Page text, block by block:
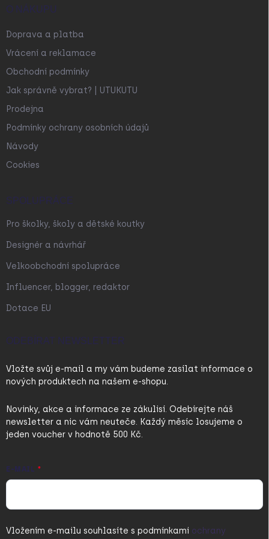
O NÁKUPU
Doprava a platba
Vrácení a reklamace
Obchodní podmínky
Jak správně vybrat? | UTUKUTU
Prodejna
Podmínky ochrany osobních údajů
Návody
Cookies
SPOLUPRÁCE
Pro školky, školy a dětské koutky
Designér a návrhář
Velkoobchodní spolupráce
Influencer, blogger, redaktor
Dotace EU
ODEBÍRAT NEWSLETTER
Vložte svůj e-mail a my vám budeme zasílat informace o
nových produktech na našem e-shopu.
Novinky, akce a informace ze zákulisí. Odebírejte náš
newsletter a nic vám neuteče. Každý měsíc losujeme o
jeden voucher v hodnotě 500 Kč.
E-MAIL
Vložením e-mailu souhlasíte s podmínkami ochrany